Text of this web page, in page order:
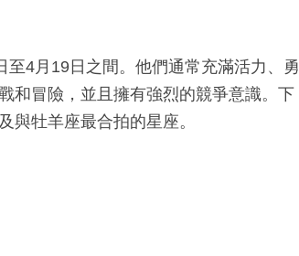
4月19日之間。他們通常充滿活力、勇
和冒險，並且擁有強烈的競爭意識。下
與牡羊座最合拍的星座。